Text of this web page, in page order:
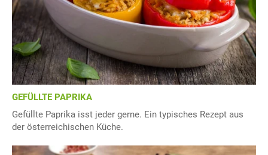
GEFÜLLTE PAPRIKA
Gefüllte Paprika isst jeder gerne. Ein typisches Rezept aus
der österreichischen Küche.